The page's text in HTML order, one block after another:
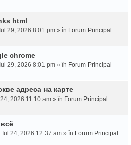
html
29, 2026 8:01 pm » în Forum Principal
chrome
29, 2026 8:01 pm » în Forum Principal
адреса на карте
2026 11:10 am » în Forum Principal
Iul 24, 2026 12:37 am » în Forum Principal